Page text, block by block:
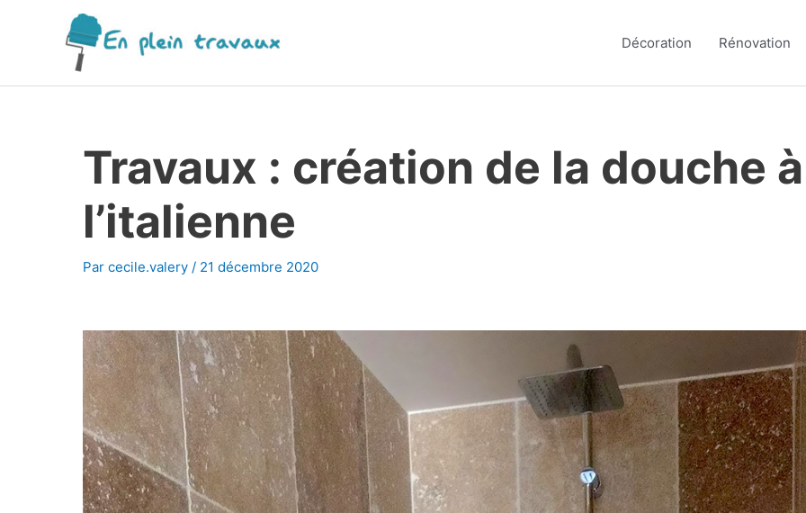
Décoration Rénovation
Travaux : création de la douche à
l’italienne
Par cecile.valery / 21 décembre 2020